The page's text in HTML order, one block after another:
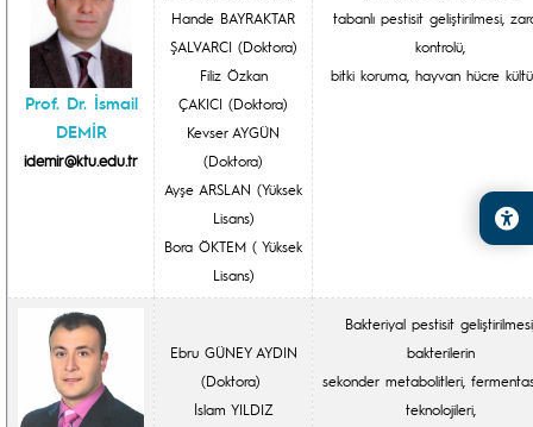
Prof. Dr. İsmail
DEMİR
idemir@ktu.edu.tr
Hande BAYRAKTAR
ŞALVARCI (Doktora)
Filiz Özkan
ÇAKICI (Doktora)
Kevser AYGÜN
(Doktora)
Ayşe ARSLAN (Yüksek
Lisans)
Bora ÖKTEM ( Yüksek
Lisans)
tabanlı pestisit geliştirilmesi,
kontrolü,
bitki koruma, hayvan hücre
Ebru GÜNEY AYDIN
(Doktora)
İslam YILDIZ
Bakteriyal pestisit
bakterilerin
sekonder metabolitleri,
teknolojileri,